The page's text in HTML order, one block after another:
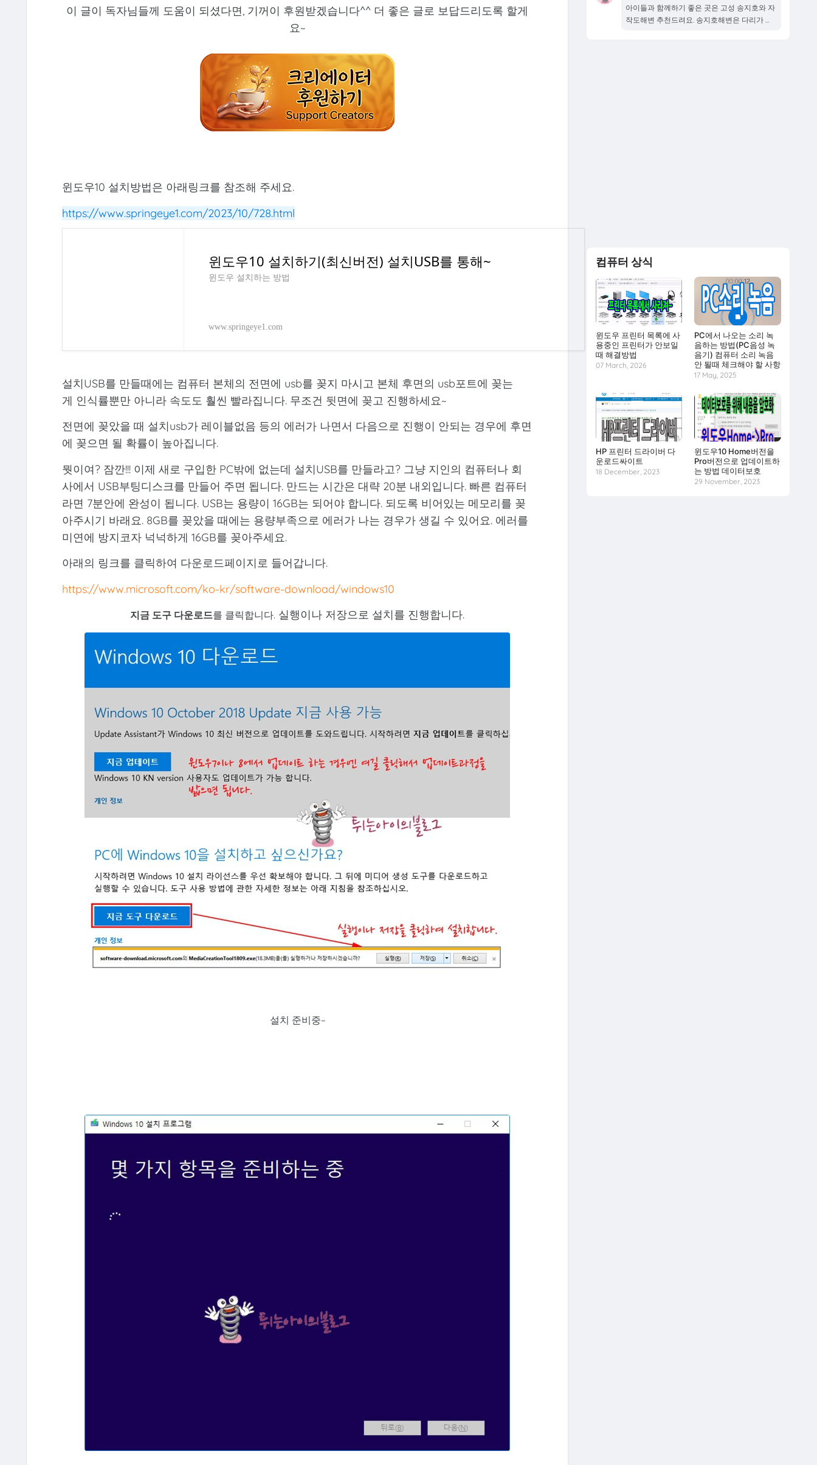
이 글이 독자님들께 도움이 되셨다면, 기꺼이 후원받겠습니다^^ 더 좋은 글로 보답드리도록 할게
요~
윈도우10 설치방법은 아래링크를 참조해 주세요.
https://www.springeye1.com/2023/10/728.html
윈도우10 설치하기(최신버전) 설치USB를 통해~
윈도우 설치하는 방법
www.springeye1.com
설치USB를 만들때에는 컴퓨터 본체의 전면에 usb를 꽂지 마시고 본체 후면의 usb포트에 꽂는
게 인식률뿐만 아니라 속도도 훨씬 빨라집니다. 무조건 뒷면에 꽂고 진행하세요~
전면에 꽂았을 때 설치usb가 레이블없음 등의 에러가 나면서 다음으로 진행이 안되는 경우에 후면
에 꽂으면 될 확률이 높아집니다.
뭣이여? 잠깐!!! 이제 새로 구입한 PC밖에 없는데 설치USB를 만들라고? 그냥 지인의 컴퓨터나 회
사에서 USB부팅디스크를 만들어 주면 됩니다. 만드는 시간은 대략 20분 내외입니다. 빠른 컴퓨터
라면 7분안에 완성이 됩니다. USB는 용량이 16GB는 되어야 합니다. 되도록 비어있는 메모리를 꽂
아주시기 바래요. 8GB를 꽂았을 때에는 용량부족으로 에러가 나는 경우가 생길 수 있어요. 에러를
미연에 방지코자 넉넉하게 16GB를 꽂아주세요.
아래의 링크를 클릭하여 다운로드페이지로 들어갑니다.
https://www.microsoft.com/ko-kr/software-download/windows10
지금 도구 다운로드를 클릭합니다. 실행이나 저장으로 설치를 진행합니다.
설치 준비중~
아이들과 함께하기 좋은 곳은 고성 송지호와 자
작도해변 추천드려요. 송지호해변은 다리가 새
컴퓨터 상식
윈도우 프린터 목록에 사
용중인 프린터가 안보일
때 해결방법
07 March, 2026
PC에서 나오는 소리 녹
음하는 방법(PC음성 녹
음기) 컴퓨터 소리 녹음
안 될때 체크해야 할 사항
17 May, 2025
HP 프린터 드라이버 다
운로드싸이트
18 December, 2023
윈도우10 Home버전을
Pro버전으로 업데이트하
는 방법 데이터보호
29 November, 2023